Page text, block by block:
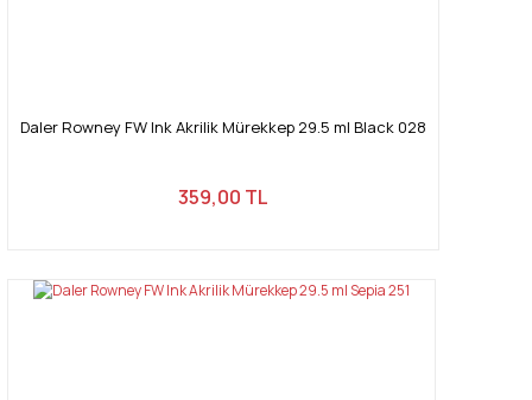
Daler Rowney FW Ink Akrilik Mürekkep 29.5 ml Black 028
359,00 TL